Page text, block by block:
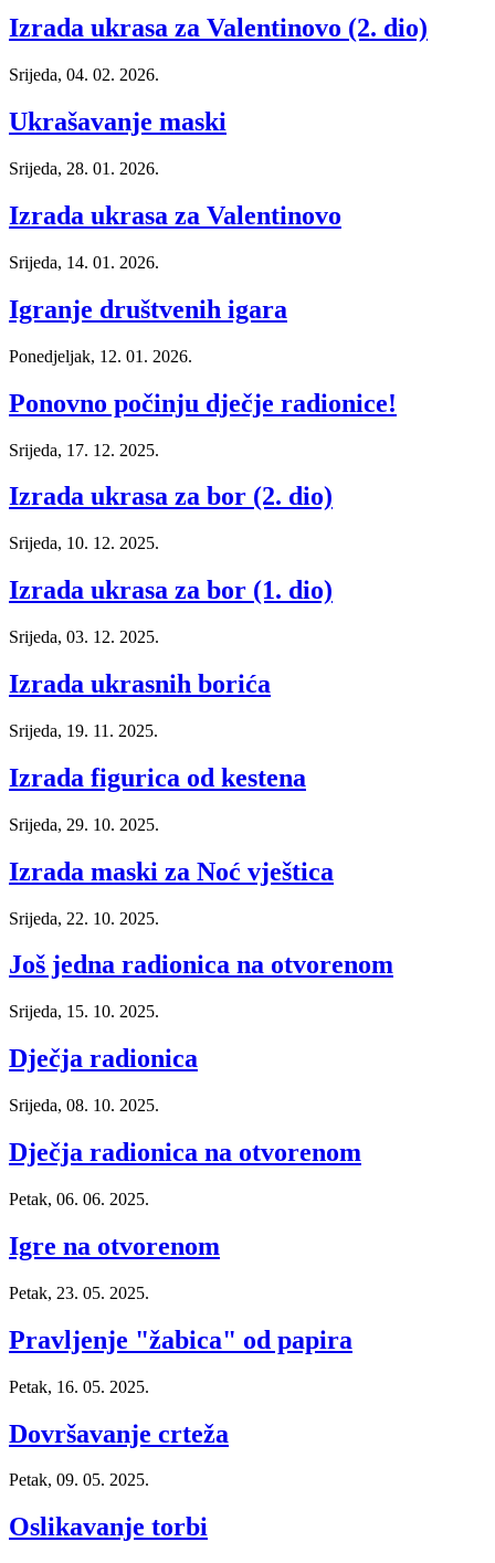
Izrada ukrasa za Valentinovo (2. dio)
Srijeda, 04. 02. 2026.
Ukrašavanje maski
Srijeda, 28. 01. 2026.
Izrada ukrasa za Valentinovo
Srijeda, 14. 01. 2026.
Igranje društvenih igara
Ponedjeljak, 12. 01. 2026.
Ponovno počinju dječje radionice!
Srijeda, 17. 12. 2025.
Izrada ukrasa za bor (2. dio)
Srijeda, 10. 12. 2025.
Izrada ukrasa za bor (1. dio)
Srijeda, 03. 12. 2025.
Izrada ukrasnih borića
Srijeda, 19. 11. 2025.
Izrada figurica od kestena
Srijeda, 29. 10. 2025.
Izrada maski za Noć vještica
Srijeda, 22. 10. 2025.
Još jedna radionica na otvorenom
Srijeda, 15. 10. 2025.
Dječja radionica
Srijeda, 08. 10. 2025.
Dječja radionica na otvorenom
Petak, 06. 06. 2025.
Igre na otvorenom
Petak, 23. 05. 2025.
Pravljenje "žabica" od papira
Petak, 16. 05. 2025.
Dovršavanje crteža
Petak, 09. 05. 2025.
Oslikavanje torbi